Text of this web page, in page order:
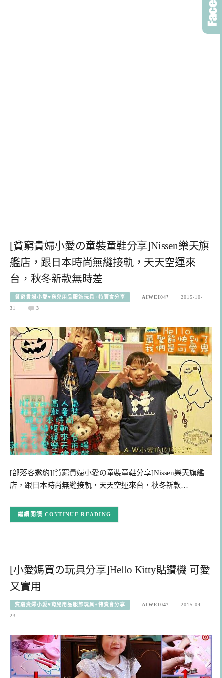
[貧窮貴婦小愛の童裝童鞋分享]Nissen樂天旗
艦店，跟日本時尚無縫接軌，天天空運來
台，秋冬新款無時差
貧窮貴婦小愛♥育兒用品服飾玩具+特賣會分享 AIWEI047
2015-10-
31
3
[部落客邀約][貧窮貴婦小愛の童裝童鞋分享]Nissen樂天旗艦
店，跟日本時尚無縫接軌，天天空運來台，秋冬新款…
CONTINUE READING
[小愛媽買の玩具分享]Hello Kitty貼鑽機 可愛
又實用
貧窮貴婦小愛♥育兒用品服飾玩具+特賣會分享 AIWEI047
2015-04-
23